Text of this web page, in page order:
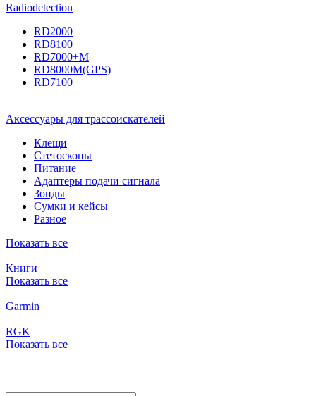
Radiodetection
RD2000
RD8100
RD7000+M
RD8000M(GPS)
RD7100
Аксессуары для трассоискателей
Клещи
Стетоскопы
Питание
Адаптеры подачи сигнала
Зонды
Сумки и кейсы
Разное
Показать все
Книги
Показать все
Garmin
RGK
Показать все